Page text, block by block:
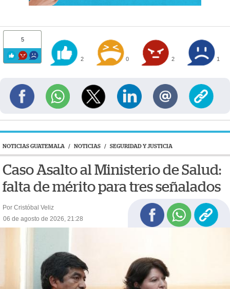
5
2 0 2 1
NOTICIAS GUATEMALA / NOTICIAS / SEGURIDAD Y JUSTICIA
Caso Asalto al Ministerio de Salud:
falta de mérito para tres señalados
Por Cristóbal Veliz
06 de agosto de 2026, 21:28